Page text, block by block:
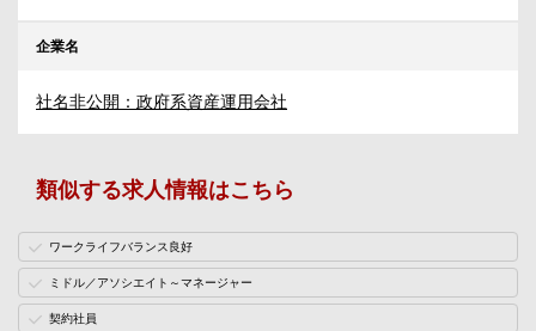
企業名
社名非公開：政府系資産運用会社
類似する求人情報はこちら
ワークライフバランス良好
ミドル／アソシエイト～マネージャー
契約社員